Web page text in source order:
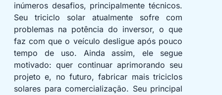
inúmeros desafios, principalmente técnicos.
Seu triciclo solar atualmente sofre com
problemas na potência do inversor, o que
faz com que o veículo desligue após pouco
tempo de uso. Ainda assim, ele segue
motivado: quer continuar aprimorando seu
projeto e, no futuro, fabricar mais triciclos
solares para comercialização. Seu principal